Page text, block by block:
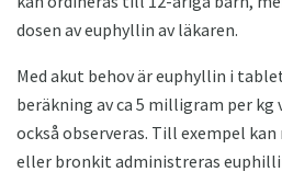
dosen av euphyllin av läkaren.
Med akut behov är euphyllin i
beräkning av ca 5 milligram per
också observeras. Till exempel
eller bronkit administreras